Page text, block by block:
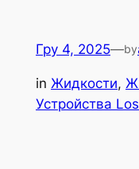
Гру 4, 2025—by
in Жидкости,
Устройства